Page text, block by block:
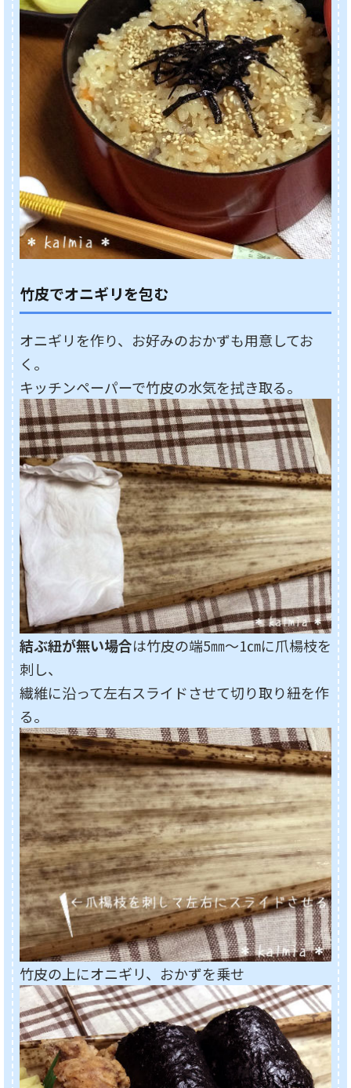
竹皮でオニギリを包む
オニギリを作り、お好みのおかずも用意してお
く。
キッチンペーパーで竹皮の水気を拭き取る。
結ぶ紐が無い場合は竹皮の端5㎜～1㎝に爪楊枝を
刺し、
繊維に沿って左右スライドさせて切り取り紐を作
る。
竹皮の上にオニギリ、おかずを乗せ